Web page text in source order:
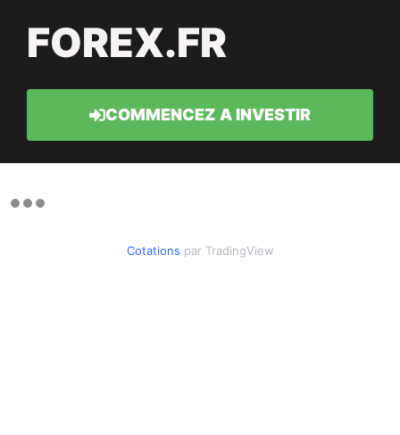
FOREX.FR
COMMENCEZ A INVESTIR
Cotations par TradingView